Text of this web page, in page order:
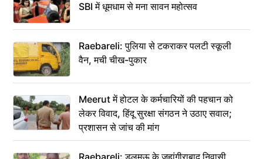
SBI में धूमधाम से मना सावन महोत्सव
Raebareli: पुलिया से टकराकर पलटी स्कूली
वैन, मची चीख-पुकार
Meerut में होटल के कर्मचारियों की पहचान को
लेकर विवाद, हिंदू सुरक्षा संगठन ने उठाए सवाल;
प्रशासन से जांच की मांग